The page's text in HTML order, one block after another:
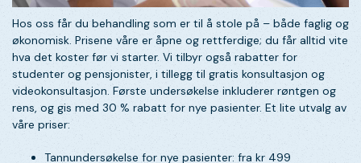
Hos oss får du behandling som er til å stole på – både faglig og
økonomisk. Prisene våre er åpne og rettferdige; du får alltid vite
hva det koster før vi starter. Vi tilbyr også rabatter for
studenter og pensjonister, i tillegg til gratis konsultasjon og
videokonsultasjon. Første undersøkelse inkluderer røntgen og
rens, og gis med 30 % rabatt for nye pasienter. Et lite utvalg av
våre priser:
Tannundersøkelse for nye pasienter: fra kr 499